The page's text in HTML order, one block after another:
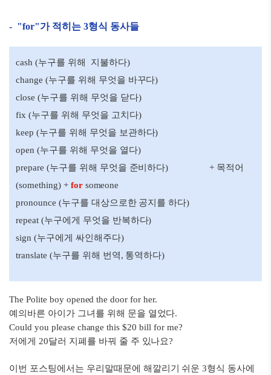
- "for"가 적히는 3형식 동사들
cash (누구를 위해 지불하다)
change (누구를 위해 무엇을 바꾸다)
close (누구를 위해 무엇을 닫다)
fix (누구를 위해 무엇을 고치다)
keep (누구를 위해 무엇을 보관하다)
open (누구를 위해 무엇을 열다)
prepare (누구를 위해 무엇을 준비하다) + 목적어
(something) + forsomeone
pronounce (누구를 대상으로한 공지를 하다)
repeat (누구에게 무엇을 반복하다)
sign (누구에게 싸인해주다)
translate (누구를 위해 번역, 통역하다)
The Polite boy opened the door for her.
예의바른 아이가 그녀를 위해 문을 열었다.
Could you please change this $20 bill for me?
저에게 20달러 지폐를 바꿔 줄 주 있나요?
이번 포스팅에서는 우리말때문에 해깔리기 쉬운 3형식 동사에